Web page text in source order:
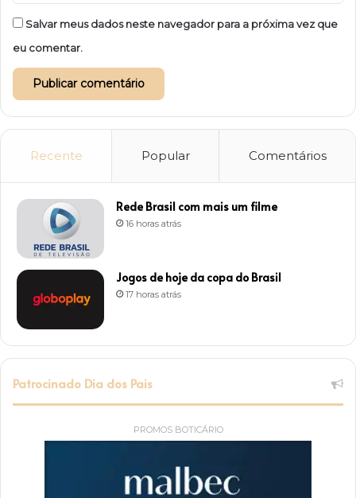
Salvar meus dados neste navegador para a próxima vez que
eu comentar.
Recente Popular Comentários
Rede Brasil com mais um filme
16 horas atrás
Jogos de hoje da copa do Brasil
17 horas atrás
Patrocinado Dia dos Pais
PROMOS BOTICÁRIO